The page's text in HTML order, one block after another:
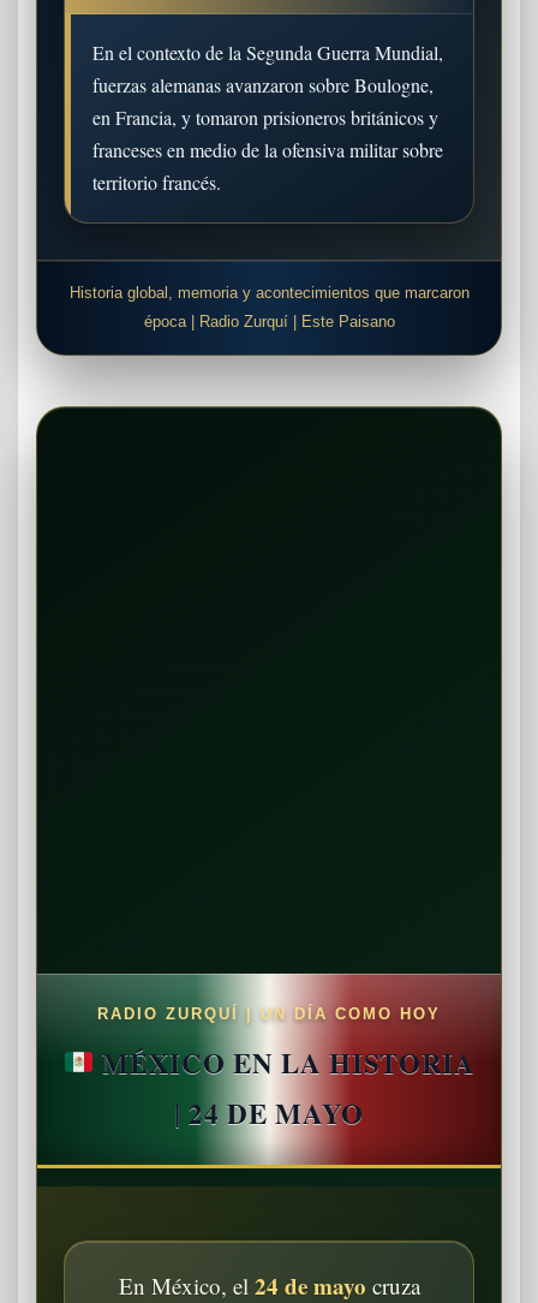
En el contexto de la Segunda Guerra Mundial,
fuerzas alemanas avanzaron sobre Boulogne,
en Francia, y tomaron prisioneros británicos y
franceses en medio de la ofensiva militar sobre
territorio francés.
Historia global, memoria y acontecimientos que marcaron
época | Radio Zurquí | Este Paisano
RADIO ZURQUÍ | UN DÍA COMO HOY
MÉXICO EN LA HISTORIA
| 24 DE MAYO
En México, el 24 de mayo cruza